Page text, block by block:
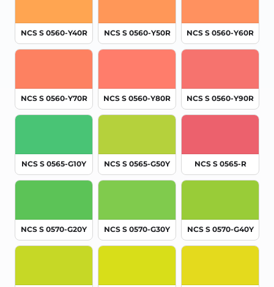
NCS S 0560-Y40R NCS S 0560-Y50R NCS S 0560-Y60R
NCS S 0560-Y70R NCS S 0560-Y80R NCS S 0560-Y90R
NCS S 0565-G10Y NCS S 0565-G50Y NCS S 0565-R
NCS S 0570-G20Y NCS S 0570-G30Y NCS S 0570-G40Y